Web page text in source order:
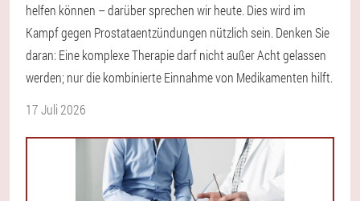
helfen können – darüber sprechen wir heute. Dies wird im
Kampf gegen Prostataentzündungen nützlich sein. Denken Sie
daran: Eine komplexe Therapie darf nicht außer Acht gelassen
werden; nur die kombinierte Einnahme von Medikamenten hilft.
17 Juli 2026